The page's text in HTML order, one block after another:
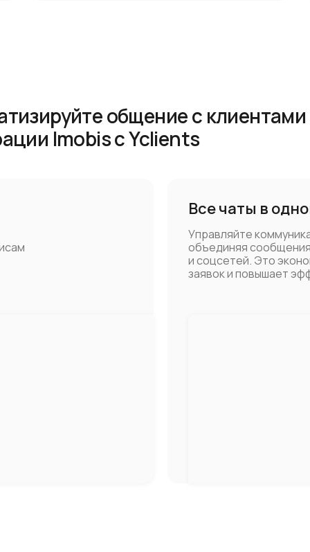
общение с клиентами
Imobis с Yclients
Управляйте
объединяя
и соцсетей. Это
заявок и повышает
Все чаты в